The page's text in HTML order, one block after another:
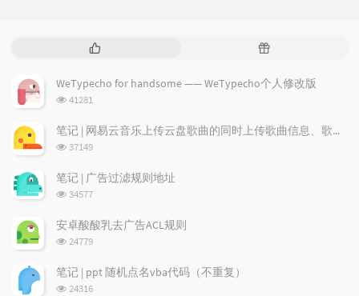
文
随
文
章
WeTypecho for handsome —— WeTypecho个人修改版
浏
次
数:
41281
笔记 | 网易云音乐上传云盘歌曲的同时上传歌曲信息、歌词及专辑图
浏
次
数:
37149
笔记 | 广告过滤规则地址
浏
次
数:
34577
安卓酸酸乳去广告ACL规则
浏
次
数:
24779
笔记 | ppt 随机点名vba代码（不重复）
浏
24316